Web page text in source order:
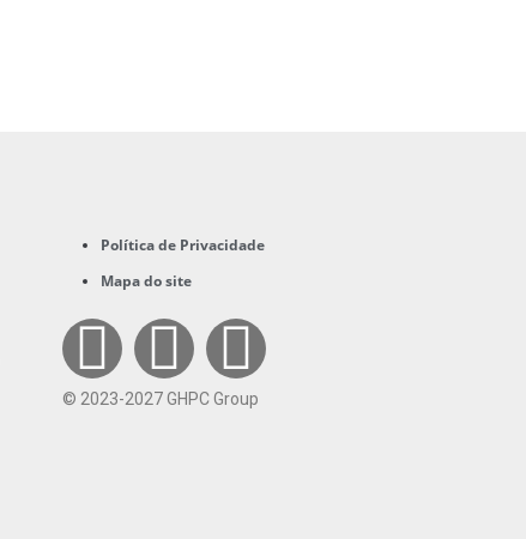
Política de Privacidade
Mapa do site
© 2023-2027 GHPC Group